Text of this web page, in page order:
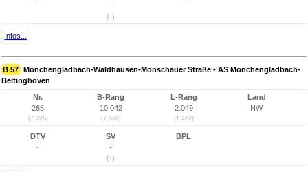
-
-
(-)
Infos...
B 57 Mönchengladbach-Waldhausen-Monschauer Straße - AS Mönchengladbach-
Beltinghoven
Nr.
265
(7.026)
B-Rang
10.042
(7.638)
L-Rang
2.049
(1.462)
Land
NW
DTV
-
SV
-
(-)
BPL